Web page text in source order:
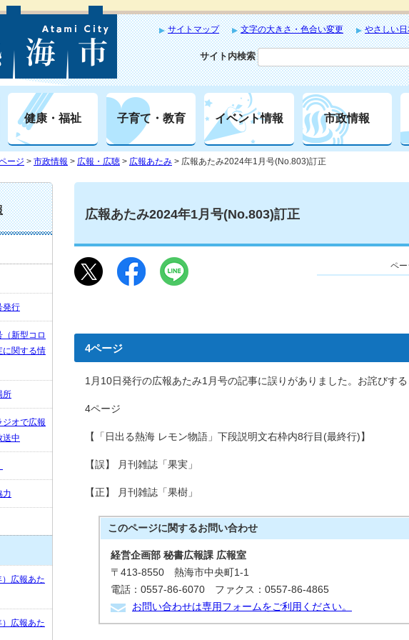
サイトマップ 文字の大きさ・色合い変更 やさしい
サイト内検索
健康・福祉 子育て・教育 イベント情報 市政情報
ージ > 市政情報 > 広報・広聴 > 広報あたみ > 広報あたみ2024年1月号(No.803)訂正
広報あたみ2024年1月号(No.803)訂正
ペ
4ページ
1月10日発行の広報あたみ1月号の記事に誤りがありました。お詫びする
4ページ
【「日出る熱海 レモン物語」下段説明文右枠内8行目(最終行)】
【誤】 月刊雑誌「果実」
【正】 月刊雑誌「果樹」
このページに関するお問い合わせ
経営企画部 秘書広報課 広報室
〒413-8550 熱海市中央町1-1
電話：0557-86-6070 ファクス：0557-86-4865
お問い合わせは専用フォームをご利用ください。
発行
新型コロ
に関する情
所
ジオで広報
送中
力
広報あた
広報あた